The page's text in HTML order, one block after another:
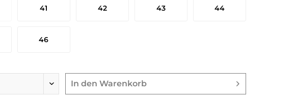
41 42 43 44
46
In den Warenkorb